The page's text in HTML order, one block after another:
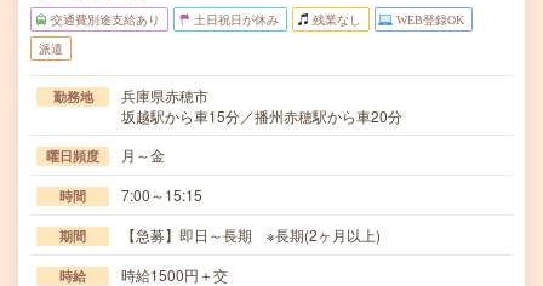
交通費別途支給あり 土日祝日が休み 残業なし WEB登録OK
派遣
勤務地
兵庫県赤穂市
坂越駅から車15分／播州赤穂駅から車20分
曜日頻度 月～金
時間 7:00～15:15
期間 【急募】即日～長期 ※長期(2ヶ月以上)
時給 時給1500円＋交